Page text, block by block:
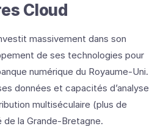
Cloud
massivement dans son
de ses technologies pour
numérique du Royaume-Uni.
données et capacités d’analyse
multiséculaire (plus de
la Grande-Bretagne.